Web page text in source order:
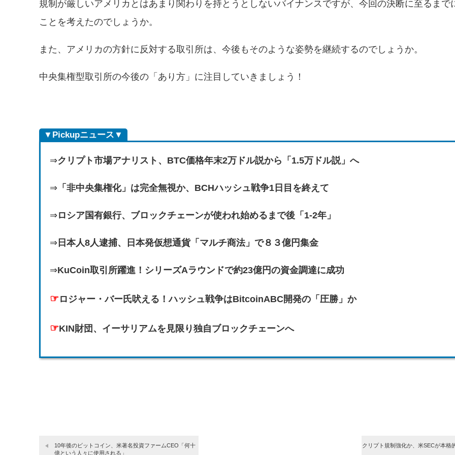
規制が厳しいアメリカとはあまり関わりを持とうとしないバイナンスですが、今回の決断に至るまで
ことを考えたのでしょうか。
また、アメリカの方針に反対する取引所は、今後もそのような姿勢を継続するのでしょうか。
中央集権型取引所の今後の「あり方」に注目していきましょう！
▼Pickupニュース▼
⇒クリプト市場アナリスト、BTC価格年末2万ドル説から「1.5万ドル説」へ
⇒ 「非中央集権化」は完全無視か、BCHハッシュ戦争1日目を終えて
⇒ロシア国有銀行、ブロックチェーンが使われ始めるまで後「1-2年」
⇒ 日本人8人逮捕、日本発仮想通貨「マルチ商法」で８３億円集金
⇒KuCoin取引所躍進！シリーズAラウンドで約23億円の資金調達に成功
☞ ロジャー・バー氏吠える！ハッシュ戦争はBitcoinABC開発の「圧勝」か
☞KIN財団、イーサリアムを見限り独自ブロックチェーンへ
10年後のビットコイン、米著名投資ファームCEO「何十
億という人々に使用される」
クリプト規制強化か、米SECが本格